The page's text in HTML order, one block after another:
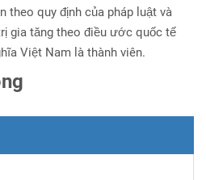
theo quy định của pháp luật và
gia tăng theo điều ước quốc tế
Việt Nam là thành viên.